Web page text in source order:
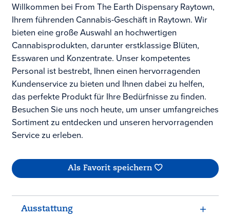
Willkommen bei From The Earth Dispensary Raytown,
Ihrem führenden Cannabis-Geschäft in Raytown. Wir
bieten eine große Auswahl an hochwertigen
Cannabisprodukten, darunter erstklassige Blüten,
Esswaren und Konzentrate. Unser kompetentes
Personal ist bestrebt, Ihnen einen hervorragenden
Kundenservice zu bieten und Ihnen dabei zu helfen,
das perfekte Produkt für Ihre Bedürfnisse zu finden.
Besuchen Sie uns noch heute, um unser umfangreiches
Sortiment zu entdecken und unseren hervorragenden
Service zu erleben.
Als Favorit speichern
Ausstattung